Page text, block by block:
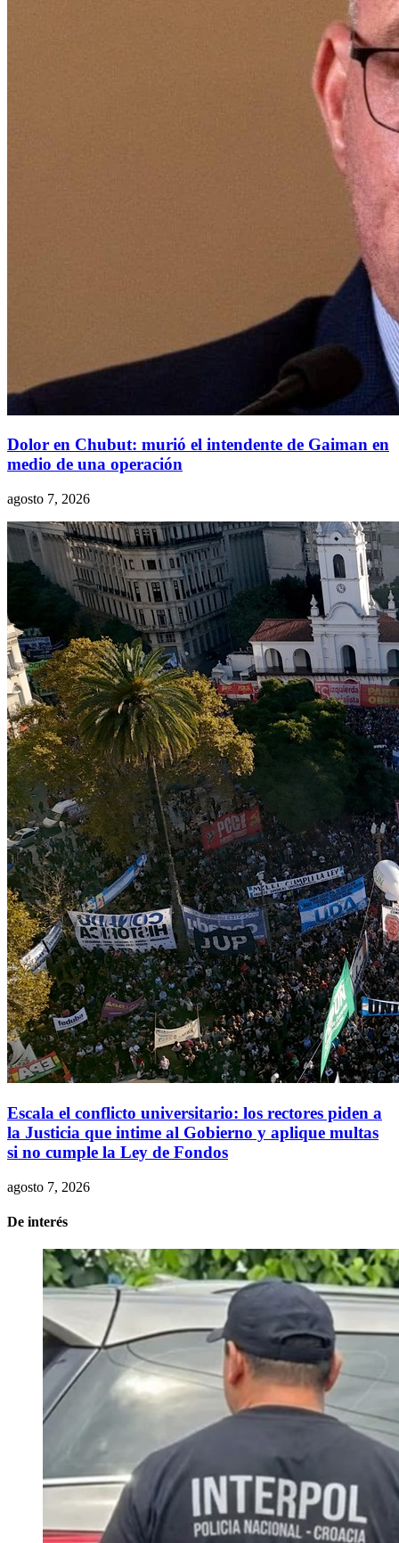
Dolor en Chubut: murió el intendente de Gaiman en
medio de una operación
agosto 7, 2026
Escala el conflicto universitario: los rectores piden a
la Justicia que intime al Gobierno y aplique multas
si no cumple la Ley de Fondos
agosto 7, 2026
De interés